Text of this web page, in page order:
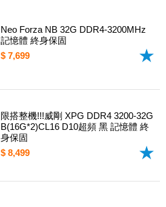
Neo Forza NB 32G DDR4-3200MHz
記憶體 終身保固
$ 7,699
限搭整機!!!威剛 XPG DDR4 3200-32G
B(16G*2)CL16 D10超頻 黑 記憶體 終
身保固
$ 8,499